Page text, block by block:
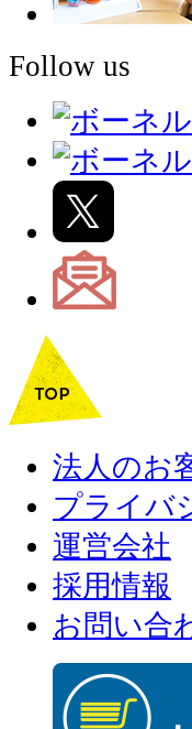
Follow us
法人のお
プライバ
運営会社
採用情報
お問い合